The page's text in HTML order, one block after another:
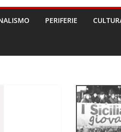
PERIFERIE